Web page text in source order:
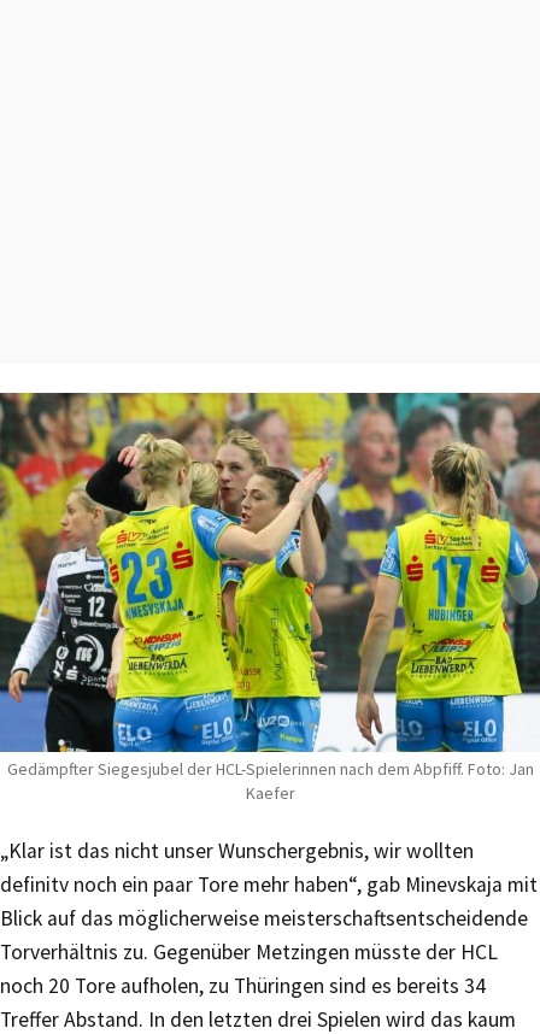
Gedämpfter Siegesjubel der HCL-Spielerinnen nach dem Abpfiff. Foto: Jan
Kaefer
„Klar ist das nicht unser Wunschergebnis, wir wollten
definitv noch ein paar Tore mehr haben“, gab Minevskaja mit
Blick auf das möglicherweise meisterschaftsentscheidende
Torverhältnis zu. Gegenüber Metzingen müsste der HCL
noch 20 Tore aufholen, zu Thüringen sind es bereits 34
Treffer Abstand. In den letzten drei Spielen wird das kaum